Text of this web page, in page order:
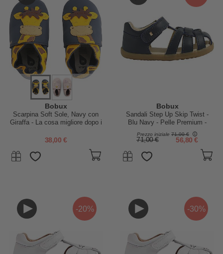
Bobux
Scarpina Soft Sole, Navy con
Giraffa - La cosa migliore dopo i
38,00 €
Bobux
Sandali Step Up Skip Twist -
Blu Navy - Pelle Premium -
Prezzo iniziale 71,00 €
71,00 € 56,80 €
-20% -30%